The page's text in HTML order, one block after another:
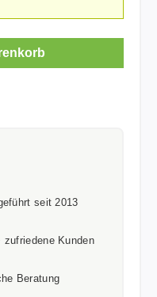
Wert ein
seit 2013
zufriedene Kunden
Beratung